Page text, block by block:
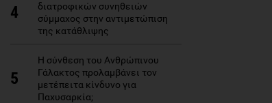
4
διατροφικών συνηθειών
σύμμαχος στην αντιμετώπιση
της κατάθλιψης
5
Η σύνθεση του Ανθρώπινου
Γάλακτος προλαμβάνει τον
μετέπειτα κίνδυνο για
Παχυσαρκία;